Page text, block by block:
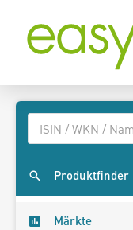
Produktfinder
Märkte